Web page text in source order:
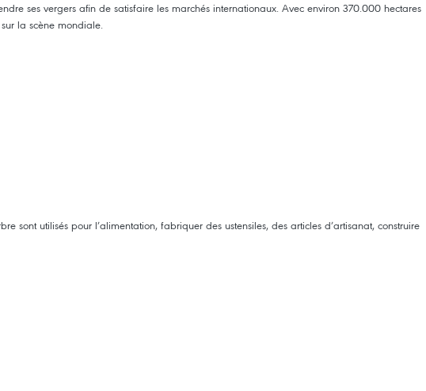
ses vergers afin de satisfaire les marchés internationaux. Avec environ 370.000 hectares
la scène mondiale.
utilisés pour l’alimentation, fabriquer des ustensiles, des articles d’artisanat, construire